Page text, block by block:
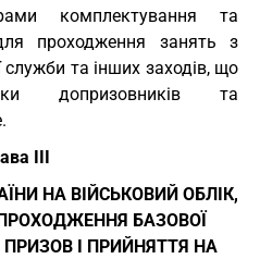
комплектування та
проходження занять з
служби та інших заходів, що
допризовників та
III
НА ВІЙСЬКОВИЙ ОБЛІК,
БАЗОВОЇ
І ПРИЙНЯТТЯ НА